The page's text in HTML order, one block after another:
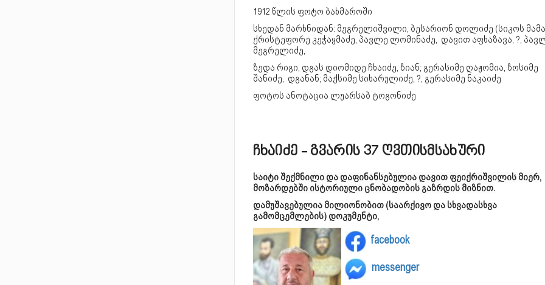
1912 წლის ფოტო ბახმაროში
სხედან მარხნიდან: მეგრელიშვილი, ბესარიონ დოლიძე (სიკოს
ქრისტეფორე კეჭაყმაძე, პავლე ლომინაძე, დავით აფხაზავა, ?,
მეგრელიძე,
ზედა რიგი; დგას დიომიდე ჩხაიძე, ზიან; გერასიმე ღაჟომია, ზოსიმე
შანიძე, დგანან; მაქსიმე სიხარულიძე, ?, გერასიმე ნაკაიძე
ფოტოს ანოტაცია ლუარსაბ ტოგონიძე
ჩხაიძე - გვარის 37 ღვთისმსახური
საიტი შექმნილი და დაფინანსებულია დავით ფეიქრიშვილის მიერ,
მოზარდებში ისტორიული ცნობადობის გაზრდის მიზნით.
დამუშავებულია მილიონობით (საარქივო და სხვადასხვა
გამომცემლების) დოკუმენტი,
facebook
messenger